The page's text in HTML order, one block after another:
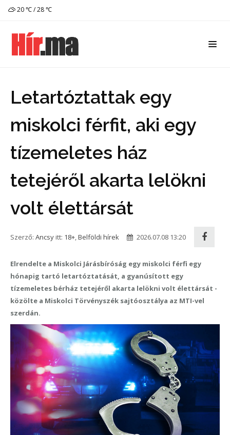
20 ℃ / 28 ℃
Letartóztattak egy
miskolci férfit, aki egy
tízemeletes ház
tetejéről akarta lelökni
volt élettársát
Szerző: Ancsy itt: 18+,Belföldi hírek 2026.07.08 13:20
Elrendelte a Miskolci Járásbíróság egy miskolci férfi egy
hónapig tartó letartóztatását, a gyanúsított egy
tízemeletes bérház tetejéről akarta lelökni volt élettársát -
közölte a Miskolci Törvényszék sajtóosztálya az MTI-vel
szerdán.